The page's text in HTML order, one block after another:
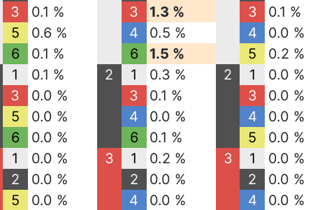
3
0.1 %
5
0.6 %
6
0.1 %
1
0.1 %
3
0.0 %
5
0.0 %
6
0.0 %
1
0.0 %
2
0.0 %
5
0.0 %
3
1.3 %
4
0.5 %
6
1.5 %
2
1
0.3 %
3
0.1 %
4
0.0 %
6
0.1 %
3
1
0.2 %
2
0.0 %
4
0.0 %
3
0.1 %
4
0.0 %
5
0.2 %
2
1
0.0 %
3
0.0 %
4
0.0 %
5
0.0 %
3
1
0.0 %
2
0.0 %
4
0.0 %